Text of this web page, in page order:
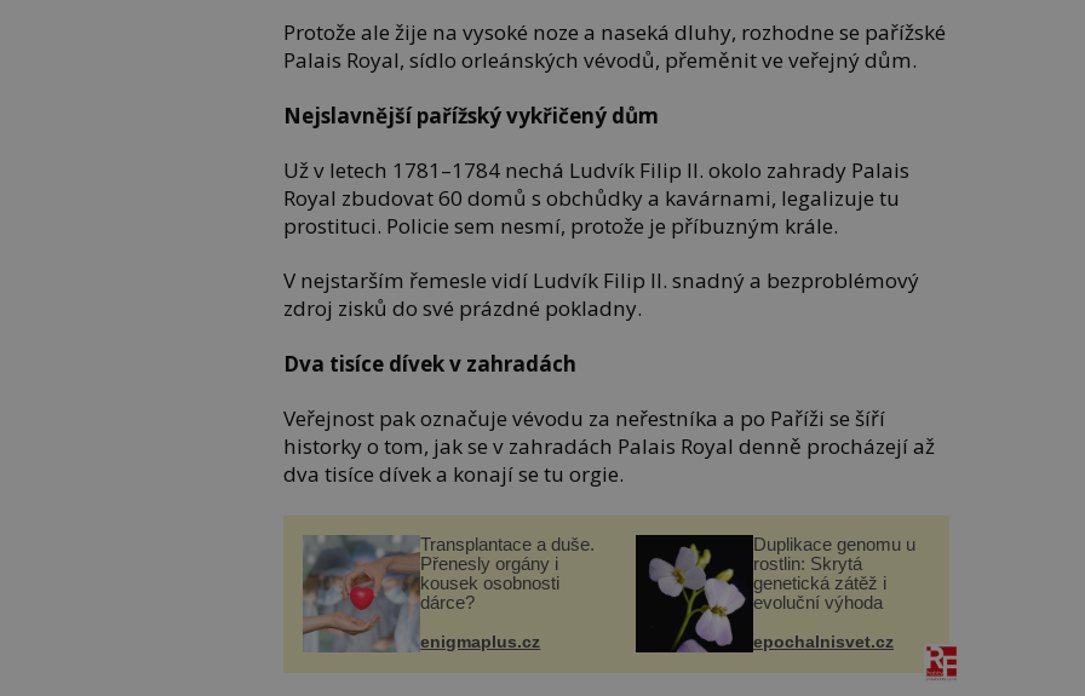
Protože ale žije na vysoké noze a naseká dluhy, rozhodne se pařížské
Palais Royal, sídlo orleánských vévodů, přeměnit ve veřejný dům.
Nejslavnější pařížský vykřičený dům
Už v letech 1781–1784 nechá Ludvík Filip II. okolo zahrady Palais
Royal zbudovat 60 domů s obchůdky a kavárnami, legalizuje tu
prostituci. Policie sem nesmí, protože je příbuzným krále.
V nejstarším řemesle vidí Ludvík Filip II. snadný a bezproblémový
zdroj zisků do své prázdné pokladny.
Dva tisíce dívek v zahradách
Veřejnost pak označuje vévodu za neřestníka a po Paříži se šíří
historky o tom, jak se v zahradách Palais Royal denně procházejí až
dva tisíce dívek a konají se tu orgie.
Transplantace a duše.
Přenesly orgány i
kousek osobnosti
dárce?
enigmaplus.cz
Duplikace genomu u
rostlin: Skrytá
genetická zátěž i
evoluční výhoda
epochalnisvet.cz